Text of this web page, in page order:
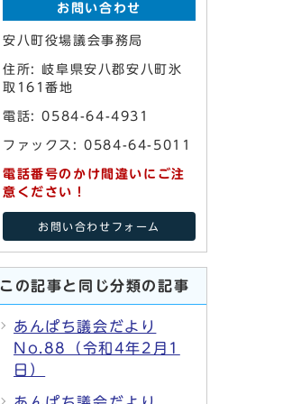
お問い合わせ
安八町役場議会事務局
住所: 岐阜県安八郡安八町氷
取161番地
電話: 0584-64-4931
ファックス: 0584-64-5011
電話番号のかけ間違いにご注
意ください！
お問い合わせフォーム
この記事と同じ分類の記事
あんぱち議会だより
No.88（令和4年2月1
日）